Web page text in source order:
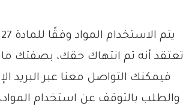
تعتقد أنه تم انتهاك حقك، بصفتك
والطلب بالتوقف عن استخدام